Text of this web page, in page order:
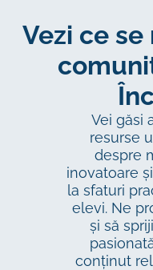
Vezi ce
Vei găsi
resurse
despre
inovatoare
la sfaturi
elevi. Ne
și să
conținut